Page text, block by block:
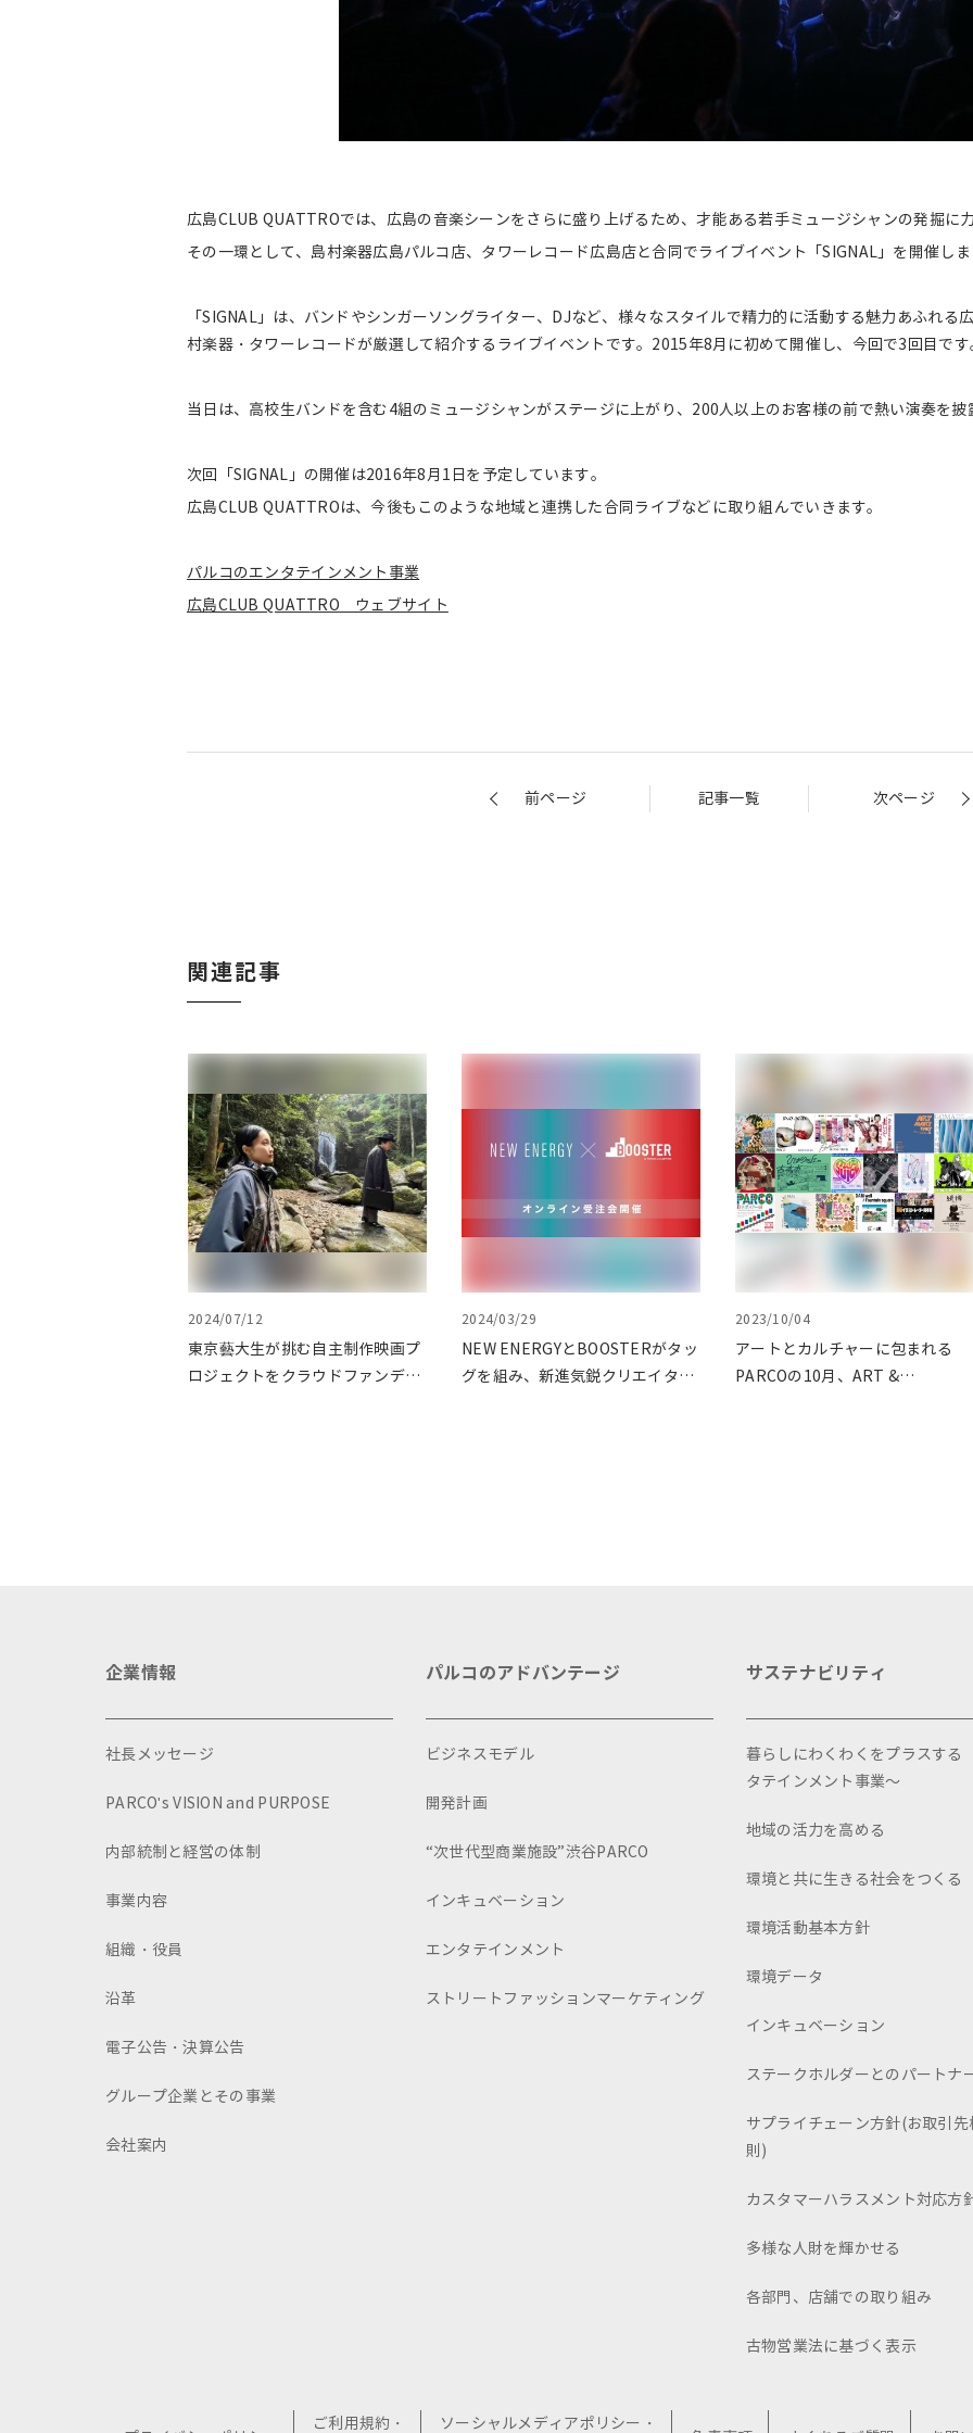
広島CLUB QUATTROでは、広島の音楽シーンをさらに盛り上げるため、才能ある若手ミュージシャンの発掘に
その一環として、島村楽器広島パルコ店、タワーレコード広島店と合同でライブイベント「SIGNAL」を開催しま
「SIGNAL」は、バンドやシンガーソングライター、DJなど、様々なスタイルで精力的に活動する魅力あふれる
村楽器・タワーレコードが厳選して紹介するライブイベントです。2015年8月に初めて開催し、今回で3回目です
当日は、高校生バンドを含む4組のミュージシャンがステージに上がり、200人以上のお客様の前で熱い演奏を披
次回「SIGNAL」の開催は2016年8月1日を予定しています。
広島CLUB QUATTROは、今後もこのような地域と連携した合同ライブなどに取り組んでいきます。
パルコのエンタテインメント事業
広島CLUB QUATTRO ウェブサイト
前ページ 記事一覧 次ページ
関連記事
2024/07/12
東京藝大生が挑む自主制作映画プ
ロジェクトをクラウドファンディ
2024/03/29
NEW ENERGYとBOOSTERがタッ
グを組み、新進気鋭クリエイター
2023/10/04
アートとカルチャーに包まれる
PARCOの10月、ART &
企業情報
社長メッセージ
PARCO's VISION and PURPOSE
内部統制と経営の体制
事業内容
組織・役員
沿革
電子公告・決算公告
グループ企業とその事業
会社案内
パルコのアドバンテージ
ビジネスモデル
開発計画
“次世代型商業施設”渋谷PARCO
インキュベーション
エンタテインメント
ストリートファッションマーケティング
サステナビリティ
暮らしにわくわくをプラスす
タテインメント事業～
地域の活力を高める
環境と共に生きる社会をつくる
環境活動基本方針
環境データ
インキュベーション
ステークホルダーとのパートナ
サプライチェーン方針(お取引先
則)
カスタマーハラスメント対応方
多様な人財を輝かせる
各部門、店舗での取り組み
古物営業法に基づく表示
ご利用規約・ ソーシャルメディアポリシー・